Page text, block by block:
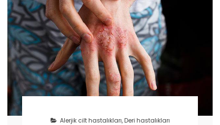
Alerjik cilt hastalıkları,Deri hastalıkları